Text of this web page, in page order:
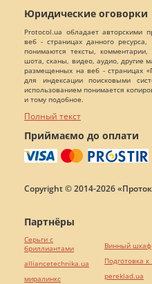
Юридические оговорки
Protocol.ua обладает
веб - страницах данного
понимаются тексты,
шота, сканы, видео, аудио, другие
размещенных на веб - страницах
для индексации поисковыми
использованием понимается
и тому подобное.
Полный текст
Приймаємо до оплати
Copyright © 2014-2026
Партнёры
Серьги с
бриллиантами
alliancetechnika.ua
миралинкс
Винный шкаф
Подготовка
pereklad.ua